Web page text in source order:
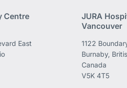
Centre
East
JURA
Vancouver
1122
Burnaby,
Canada
V5K 4T5